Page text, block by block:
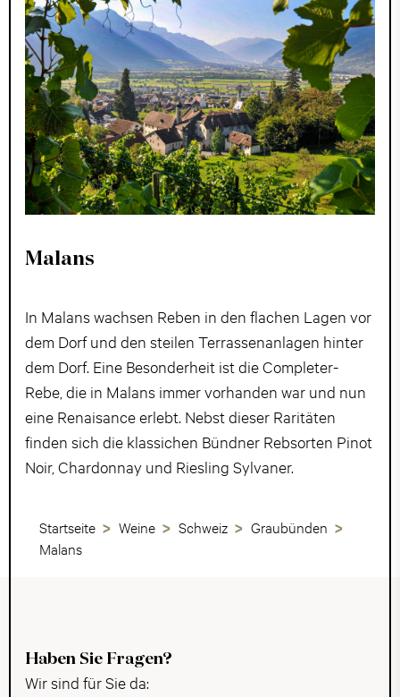
Malans
In Malans wachsen Reben in den flachen Lagen vor
dem Dorf und den steilen Terrassenanlagen hinter
dem Dorf. Eine Besonderheit ist die Completer-
Rebe, die in Malans immer vorhanden war und nun
eine Renaisance erlebt. Nebst dieser Raritäten
finden sich die klassichen Bündner Rebsorten Pinot
Noir, Chardonnay und Riesling Sylvaner.
Startseite Weine Schweiz
Graubünden
Malans
Haben Sie Fragen?
Wir sind für Sie da: